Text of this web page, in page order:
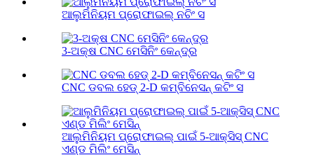
ଆଲୁମିନିୟମ ପ୍ରୋଫାଇଲ୍ ନଚିଂ ସ
3-ଅକ୍ଷ CNC ମେସିନିଂ କେନ୍ଦ୍ର
CNC ଡବଲ ହେଡ୍ 2-D କମ୍ବିନେସନ୍ କଟିଂ ସ
ଆଲୁମିନିୟମ ପ୍ରୋଫାଇଲ୍ ପାଇଁ 5-ଆକ୍ସିସ୍ CNC
ଏଣ୍ଡ ମିଲିଂ ମେସିନ୍